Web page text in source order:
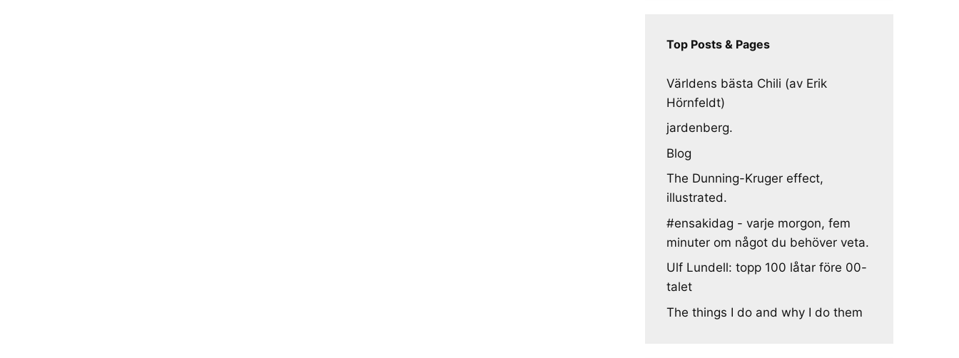
Top Posts & Pages
Världens bästa Chili (av Erik
Hörnfeldt)
jardenberg.
Blog
The Dunning-Kruger effect,
illustrated.
#ensakidag - varje morgon, fem
minuter om något du behöver veta.
Ulf Lundell: topp 100 låtar före 00-
talet
The things I do and why I do them